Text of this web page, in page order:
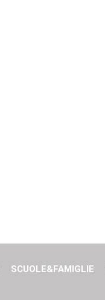
SCUOLE&FAMIGLIE